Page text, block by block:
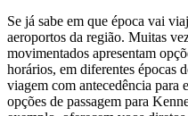
Se já sabe em que época vai
aeroportos da região. Muitas
movimentados apresentam
horários, em diferentes épocas
viagem com antecedência para
opções de passagem para